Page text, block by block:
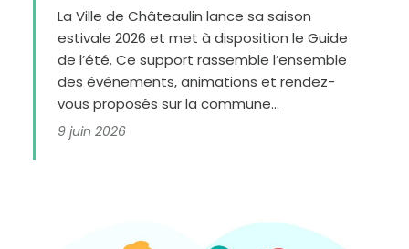
e
La Ville de Châteaulin lance sa saison
estivale 2026 et met à disposition le Guide
de l’été. Ce support rassemble l’ensemble
des événements, animations et rendez-
vous proposés sur la commune...
9 juin 2026